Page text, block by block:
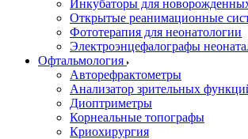
Инкубаторы для
Открытые реанимационные
Фототерапия для неонатологии
Электроэнцефалографы
Офтальмология
Авторефрактометры
Анализатор зрительных
Диоптриметры
Корнеальные топографы
Криохирургия